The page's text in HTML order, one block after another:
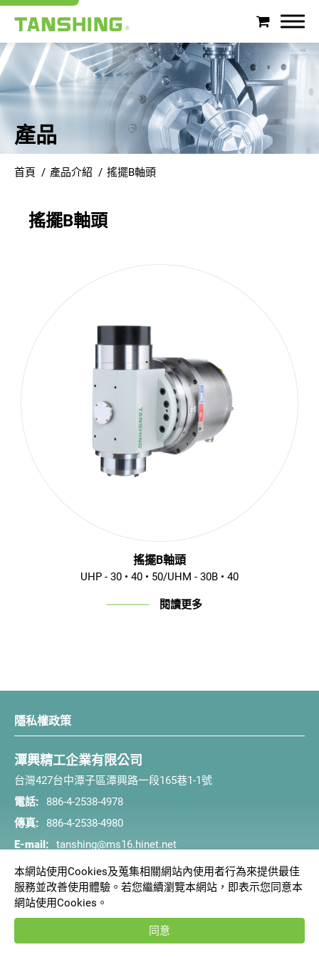
產品
首頁 產品介紹 搖擺B軸頭
搖擺B軸頭
搖擺B軸頭
UHP - 30 • 40 • 50/UHM - 30B • 40
閱讀更多
隱私權政策
潭興精工企業有限公司
台灣427台中潭子區潭興路一段165巷1-1號
電話:
886-4-2538-4978
傳真:
886-4-2538-4980
E-mail:
tanshing@ms16.hinet.net
搜尋
關於潭興
產品介紹
產業應用
支援服務
本網站使用Cookies及蒐集相關網站內使用者行為來提供最佳
服務並改善使用體驗。若您繼續瀏覽本網站，即表示您同意本
網站使用Cookies。
同意